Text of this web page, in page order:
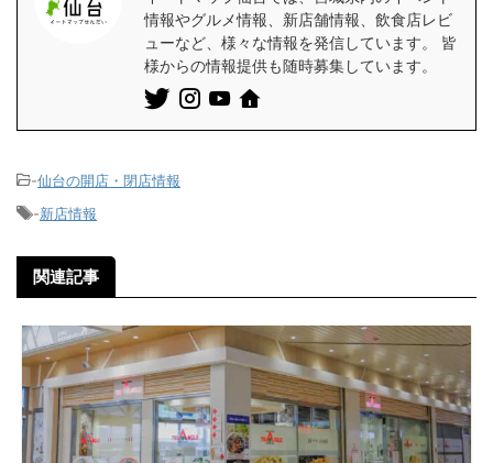
情報やグルメ情報、新店舗情報、飲食店レビ
ューなど、様々な情報を発信しています。 皆
様からの情報提供も随時募集しています。
-仙台の開店・閉店情報
-新店情報
関連記事